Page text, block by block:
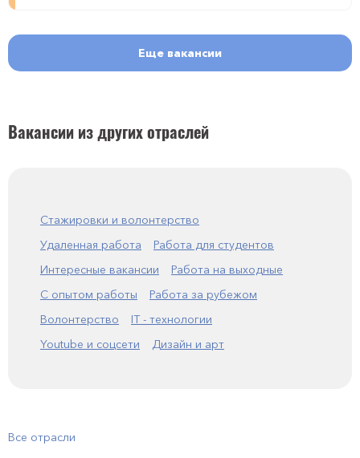
Еще вакансии
Вакансии из других отраслей
Стажировки и волонтерство
Удаленная работа
Работа для студентов
Интересные вакансии
Работа на выходные
С опытом работы
Работа за рубежом
Волонтерство
IT - технологии
Youtube и соцсети
Дизайн и арт
Все отрасли